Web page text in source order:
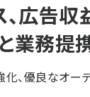
、広告
業務提
化、優良なオ